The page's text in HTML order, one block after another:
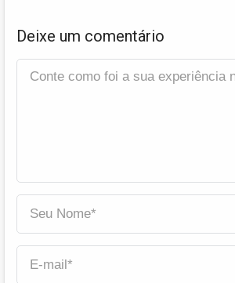
Deixe um comentário